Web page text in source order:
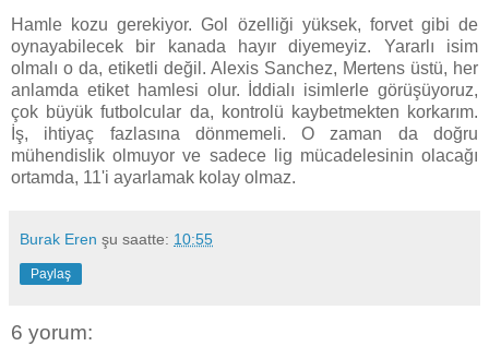
Hamle kozu gerekiyor. Gol özelliği yüksek, forvet gibi de
oynayabilecek bir kanada hayır diyemeyiz. Yararlı isim
olmalı o da, etiketli değil. Alexis Sanchez, Mertens üstü, her
anlamda etiket hamlesi olur. İddialı isimlerle görüşüyoruz,
çok büyük futbolcular da, kontrolü kaybetmekten korkarım.
İş, ihtiyaç fazlasına dönmemeli. O zaman da doğru
mühendislik olmuyor ve sadece lig mücadelesinin olacağı
ortamda, 11'i ayarlamak kolay olmaz.
Burak Eren şu saatte: 10:55
Paylaş
6 yorum: